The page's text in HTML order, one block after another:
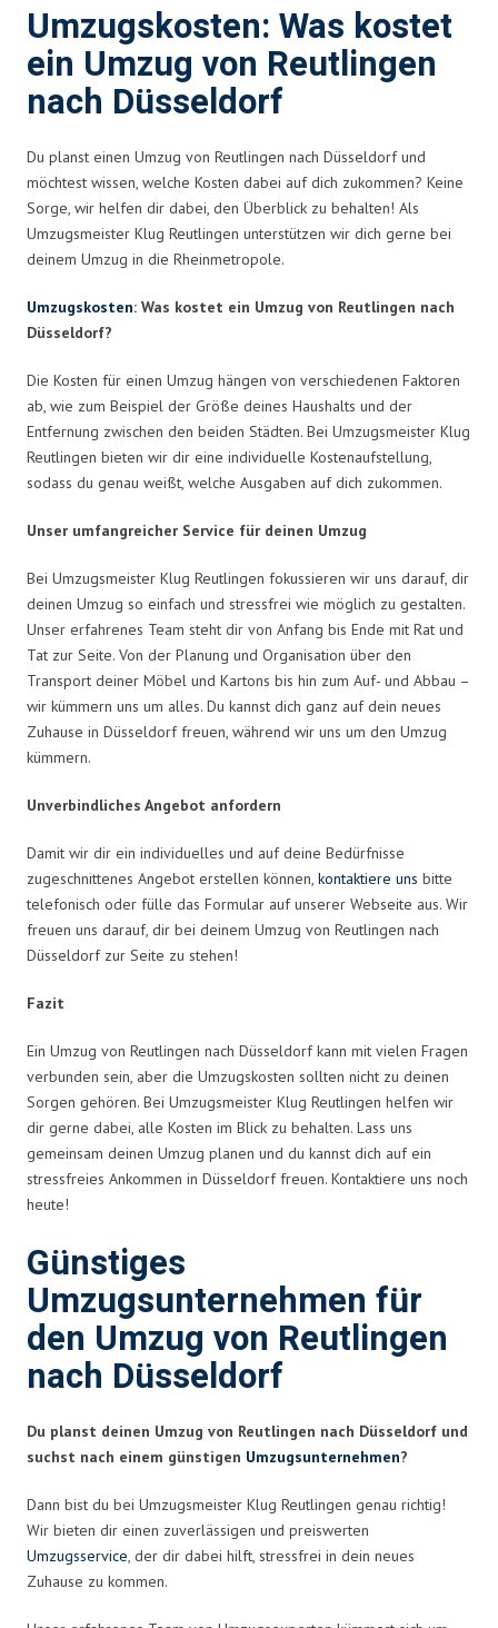
Umzugskosten: Was kostet
ein Umzug von Reutlingen
nach Düsseldorf
Du planst einen Umzug von Reutlingen nach Düsseldorf und
möchtest wissen, welche Kosten dabei auf dich zukommen? Keine
Sorge, wir helfen dir dabei, den Überblick zu behalten! Als
Umzugsmeister Klug Reutlingen unterstützen wir dich gerne bei
deinem Umzug in die Rheinmetropole.
Umzugskosten: Was kostet ein Umzug von Reutlingen nach
Düsseldorf?
Die Kosten für einen Umzug hängen von verschiedenen Faktoren
ab, wie zum Beispiel der Größe deines Haushalts und der
Entfernung zwischen den beiden Städten. Bei Umzugsmeister Klug
Reutlingen bieten wir dir eine individuelle Kostenaufstellung,
sodass du genau weißt, welche Ausgaben auf dich zukommen.
Unser umfangreicher Service für deinen Umzug
Bei Umzugsmeister Klug Reutlingen fokussieren wir uns darauf, dir
deinen Umzug so einfach und stressfrei wie möglich zu gestalten.
Unser erfahrenes Team steht dir von Anfang bis Ende mit Rat und
Tat zur Seite. Von der Planung und Organisation über den
Transport deiner Möbel und Kartons bis hin zum Auf- und Abbau –
wir kümmern uns um alles. Du kannst dich ganz auf dein neues
Zuhause in Düsseldorf freuen, während wir uns um den Umzug
kümmern.
Unverbindliches Angebot anfordern
Damit wir dir ein individuelles und auf deine Bedürfnisse
zugeschnittenes Angebot erstellen können, kontaktiere uns bitte
telefonisch oder fülle das Formular auf unserer Webseite aus. Wir
freuen uns darauf, dir bei deinem Umzug von Reutlingen nach
Düsseldorf zur Seite zu stehen!
Fazit
Ein Umzug von Reutlingen nach Düsseldorf kann mit vielen Fragen
verbunden sein, aber die Umzugskosten sollten nicht zu deinen
Sorgen gehören. Bei Umzugsmeister Klug Reutlingen helfen wir
dir gerne dabei, alle Kosten im Blick zu behalten. Lass uns
gemeinsam deinen Umzug planen und du kannst dich auf ein
stressfreies Ankommen in Düsseldorf freuen. Kontaktiere uns noch
heute!
Günstiges
Umzugsunternehmen für
den Umzug von Reutlingen
nach Düsseldorf
Du planst deinen Umzug von Reutlingen nach Düsseldorf und
suchst nach einem günstigen Umzugsunternehmen?
Dann bist du bei Umzugsmeister Klug Reutlingen genau richtig!
Wir bieten dir einen zuverlässigen und preiswerten
Umzugsservice, der dir dabei hilft, stressfrei in dein neues
Zuhause zu kommen.